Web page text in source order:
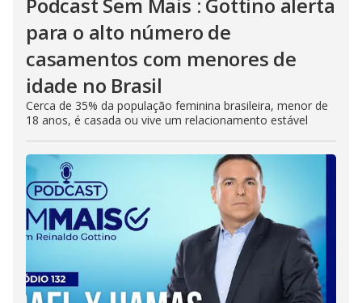
para o alto número de
casamentos com menores de
idade no Brasil
Cerca de 35% da população feminina brasileira, menor de
18 anos, é casada ou vive um relacionamento estável